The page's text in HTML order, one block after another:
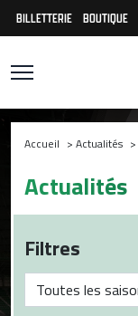
BILLETTERIE BOUTIQUE
Accueil > Actualités >
Actualités
Filtres